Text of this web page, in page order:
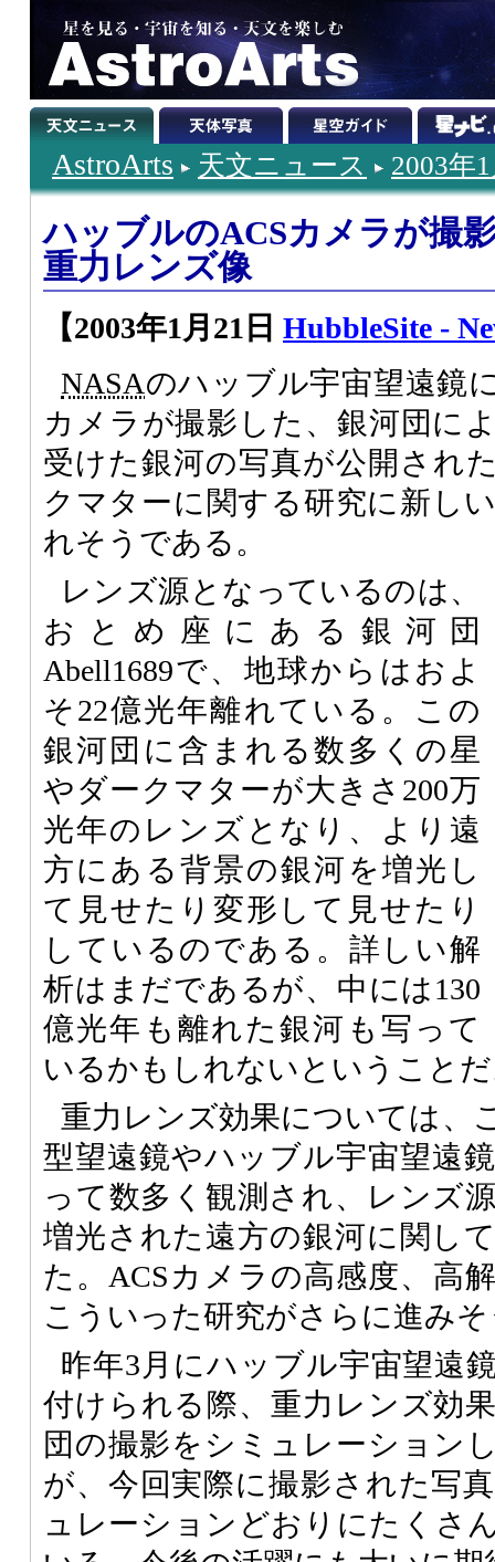
AstroArts 天文ニュース 2003年
ハッブルのACSカメラが撮
重力レンズ像
【2003年1月21日 HubbleSite -
NASAのハッブル宇宙望遠鏡
カメラが撮影した、銀河団に
受けた銀河の写真が公開され
クマターに関する研究に新し
れそうである。
レンズ源となっているのは、
おとめ座にある銀河団
Abell1689で、地球からはおよ
そ22億光年離れている。この
銀河団に含まれる数多くの星
やダークマターが大きさ200万
光年のレンズとなり、より遠
方にある背景の銀河を増光し
て見せたり変形して見せたり
しているのである。詳しい解
析はまだであるが、中には130
億光年も離れた銀河も写って
いるかもしれないということ
重力レンズ効果については、
型望遠鏡やハッブル宇宙望遠
って数多く観測され、レンズ
増光された遠方の銀河に関し
た。 ACSカメラの高感度、高
こういった研究がさらに進み
昨年3月にハッブル宇宙望遠
付けられる際、重力レンズ効
団の撮影をシミュレーション
が、今回実際に撮影された写
ュレーションどおりにたくさ